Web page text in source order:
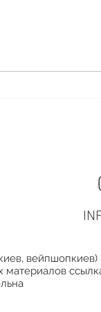
вейпшопкиев)